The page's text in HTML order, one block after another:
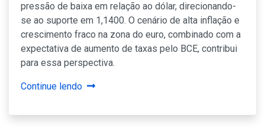
pressão de baixa em relação ao dólar, direcionando-
se ao suporte em 1,1400. O cenário de alta inflação e
crescimento fraco na zona do euro, combinado com a
expectativa de aumento de taxas pelo BCE, contribui
para essa perspectiva.
Continue lendo